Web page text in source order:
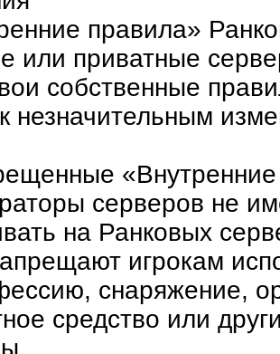
правила»
или приватные
собственные
незначительным
серверов не
на Ранковых
игрокам
снаряжение,
средство или